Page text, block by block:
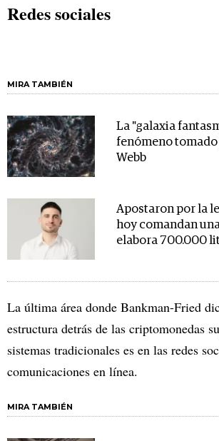
Redes sociales
MIRA TAMBIÉN
La "galaxia
fenómeno
Webb
Apostaron por la
hoy comandan
elabora 700.000
La última área donde Bankman-Fried
estructura detrás de las criptomonedas
sistemas tradicionales es en las redes
comunicaciones en línea.
MIRA TAMBIÉN